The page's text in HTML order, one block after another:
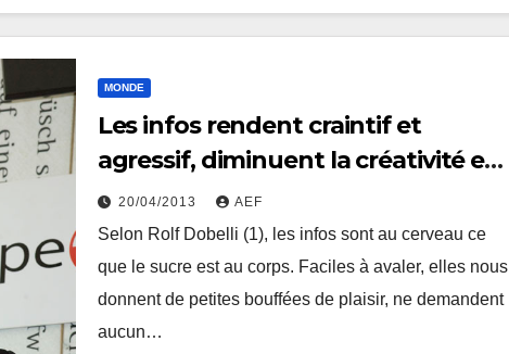
MONDE
Les infos rendent craintif et
agressif, diminuent la créativité et
la capacité de réfléchir
20/04/2013 AEF
Selon Rolf Dobelli (1), les infos sont au cerveau ce
que le sucre est au corps. Faciles à avaler, elles nous
donnent de petites bouffées de plaisir, ne demandent
aucun…